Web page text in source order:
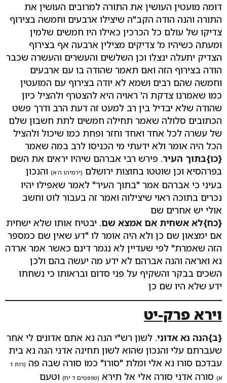
דומה מועטין העושין את התורה למרובים העושין את
התורה והנה הודה הקב"ה שיצילו ארבעים וחמשה בצירוף
צדיקו של עולם כל הכרכין כאילו היו חמשים שלמין
ומעתה כשיהיו מ' צדיקים מצילין ארבעה אף בצירוף
הצדיק יתעלה ינצלו וכן השלשים והעשרים והעשרה שכבר
הודה בצירוף הזה ואם תאמר שהודה בו עם ארבעים
וחמשה שהם רבים ושמא לא יודה בצירוף עם המועטין
כמו שאמרנו צדקת ה' ראויה היא להצטרף ולהציל כיון
שהודה שלא יבדיל בין רב למעט זה דעת הרב ודרך פשט
הכתובים סלולה שאמר תחילה חמשים לתת חשבון שלם
של עשרה לכל אחד ואחד וחזר ופחת כמו שיכול ולהציל
הכל היה אומר ולא ידעתי מי הכניסו לרב במה שאמר
{כו}בתוך העיר. פירש רבי אברהם שיהיו יראים את השם
בפרהסיא וכן שוטטו בחוצות ירושלם (ירמיהו ה א) והנכון
בעיני כי אברהם אמר "בתוך העיר" לאמר שאפילו יהיו
נכרים בתוכה ראוי שיצילוה ואמר זה בעבור לוט וחשב
אולי יש אחרים שם
{כח}לא אשחית אם אמצא שם. יבטיח אותו שלא ישחית
אם ימצאון שם כן ולא היה אומר לו "דע שאין שם כמספר
הזה שאמרת" לפי שעדיין לא נגמר דינם כאשר אמר ארדה
נא ואראה והנה אברהם לא ידע מה יעשה בהם ולכן
השכים בבקר והשקיף על פני סדום ובראותו כי נשחתו
ידע שלא היו שם כן
וירא פרק-יט
{ב}הנה נא אדוני. לשון רש"י הנה נא אתם אדונים לי אחר
שעברתם עלי והנכון שהוא לשון תחינה אדני הנה נא בית
עבדכם סורו נא אלי ומלת "סורו" כמו סורה שבה פה (רות ד
א) סורה אדני סורה אלי אל תירא (שופטים ד יח) וטעם